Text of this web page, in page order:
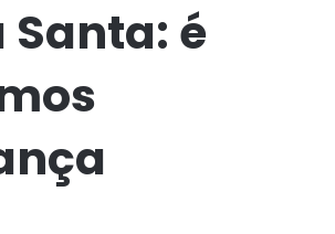
Santa: é